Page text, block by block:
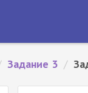
Задание 3 /